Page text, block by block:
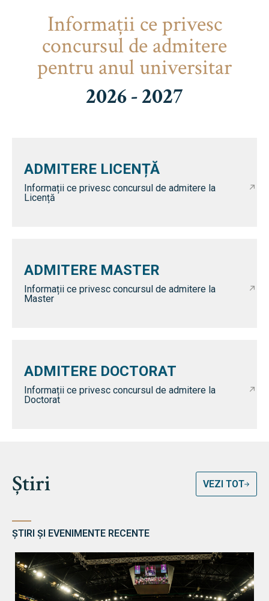
Informaţii ce privesc
concursul de admitere
pentru anul universitar
2026 - 2027
ADMITERE LICENȚĂ
Informații ce privesc concursul de admitere la
Licență
ADMITERE MASTER
Informații ce privesc concursul de admitere la
Master
ADMITERE DOCTORAT
Informații ce privesc concursul de admitere la
Doctorat
Știri VEZI TOT
ȘTIRI ȘI EVENIMENTE RECENTE